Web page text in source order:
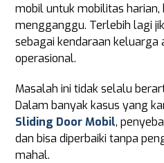
mobil untuk mobilitas
mengganggu. Terlebih lagi
sebagai kendaraan keluarga
operasional.
Masalah ini tidak selalu
Dalam banyak kasus yang
Sliding Door Mobil,
dan bisa diperbaiki tanpa
mahal.